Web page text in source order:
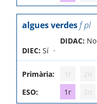
algues verdesf pl
DIEC: Sí
DIDAC: No
Primària: 1r 2n
ESO:
1r 2n